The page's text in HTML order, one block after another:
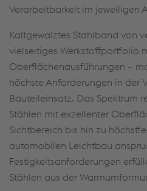
Verarbeitbarkeit im jeweiligen
Kaltgewalztes Stahlband von
vielseitiges Werkstoffportfolio
Oberflächenausführungen –
höchste Anforderungen in der
Bauteileinsatz. Das Spektrum
Stählen mit exzellenter
Sichtbereich bis hin zu
automobilen Leichtbau
Festigkeitsanforderungen
Stählen aus der